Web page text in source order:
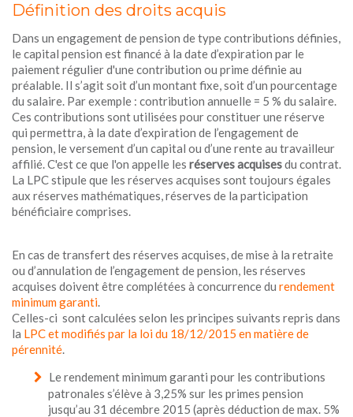
Définition des droits acquis
Dans un engagement de pension de type contributions définies,
le capital pension est financé à la date d’expiration par le
paiement régulier d'une contribution ou prime définie au
préalable. Il s’agit soit d’un montant fixe, soit d’un pourcentage
du salaire. Par exemple : contribution annuelle = 5 % du salaire.
Ces contributions sont utilisées pour constituer une réserve
qui permettra, à la date d’expiration de l’engagement de
pension, le versement d’un capital ou d’une rente au travailleur
affilié. C'est ce que l'on appelle les réserves acquisesdu contrat.
La LPC stipule que les réserves acquises sont toujours égales
aux réserves mathématiques, réserves de la participation
bénéficiaire comprises.
En cas de transfert des réserves acquises, de mise à la retraite
ou d’annulation de l’engagement de pension, les réserves
acquises doivent être complétées à concurrence du rendement
minimum garanti.
Celles-ci sont calculées selon les principes suivants repris dans
la LPC et modifiés par la loi du 18/12/2015 en matière de
pérennité.
Le rendement minimum garanti pour les contributions
patronales s’élève à 3,25% sur les primes pension
jusqu’au 31 décembre 2015 (après déduction de max. 5%